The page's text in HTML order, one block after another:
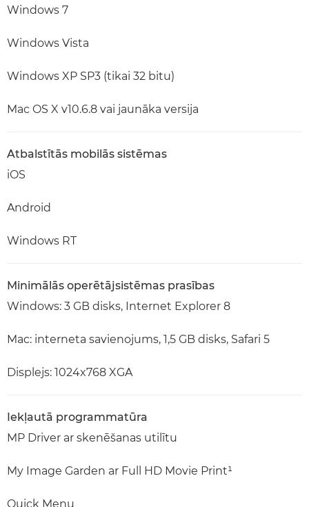
Windows 7
Windows Vista
Windows XP SP3 (tikai 32 bitu)
Mac OS X v10.6.8 vai jaunāka versija
Atbalstītās mobilās sistēmas
iOS
Android
Windows RT
Minimālās operētājsistēmas prasības
Windows: 3 GB disks, Internet Explorer 8
Mac: interneta savienojums, 1,5 GB disks, Safari 5
Displejs: 1024x768 XGA
Iekļautā programmatūra
MP Driver ar skenēšanas utilītu
My Image Garden ar Full HD Movie Print¹
Quick Menu